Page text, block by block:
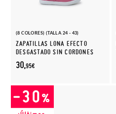
(8 COLORES) (TALLA 24 - 43)
ZAPATILLAS LONA EFECTO
DESGASTADO SIN CORDONES
30,95€